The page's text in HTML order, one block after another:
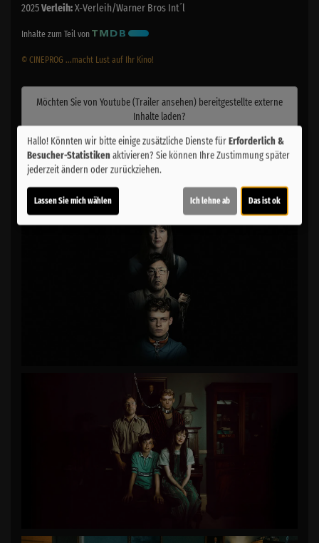
2025Verleih:X-Verleih/Warner Bros Int´l
Inhalte zum Teil von
© CINEPROG ...macht Lust auf Ihr Kino!
Möchten Sie von Youtube (Trailer ansehen) bereitgestellte externe
Inhalte laden?
Ja
Trailer 1 | Trailer-FSK: 16
Hallo! Könnten wir bitte einige zusätzliche Dienste fürErforderlich &
Besucher-Statistikenaktivieren? Sie können Ihre Zustimmung später
jederzeit ändern oder zurückziehen.
Lassen Sie mich wählen Ich lehne ab Das ist ok